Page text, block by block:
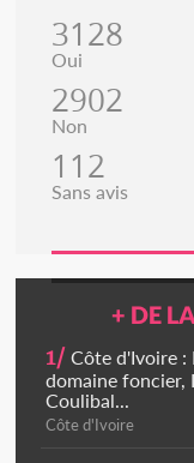
3128
Oui
2902
Non
112
Sans avis
+ DE
1/ Côte d'Ivoire :
domaine foncier,
Coulibal...
Côte d'Ivoire